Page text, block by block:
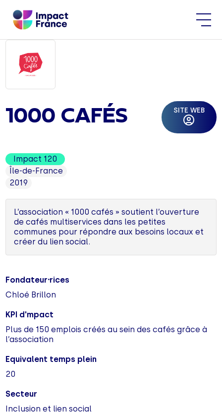
1000 CAFÉS SITE WEB
Impact 120
Île-de-France
2019
L’association « 1000 cafés » soutient l’ouverture
de cafés multiservices dans les petites
communes pour répondre aux besoins locaux et
créer du lien social.
Fondateur⸱rices
Chloé Brillon
KPI d'mpact
Plus de 150 emplois créés au sein des cafés grâce à
l’association
Equivalent temps plein
20
Secteur
Inclusion et lien social